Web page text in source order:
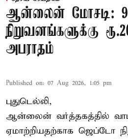
ஆன்லைன் மோசடி: 9
நிறுவனங்களுக்கு
அபராதம்
Published on: 07 Aug 2026, 1:05 pm
புதுடெல்லி,
ஆன்லைன் வர்த்தகத்தில்
ஏமாற்றியதற்காக ஜெப்டோ